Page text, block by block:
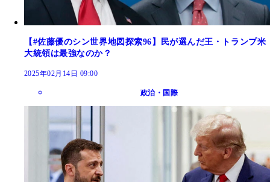
【#佐藤優のシン世界地図探索96】民が選んだ王・トランプ米
大統領は最強なのか？
2025年02月14日 09:00
政治・国際